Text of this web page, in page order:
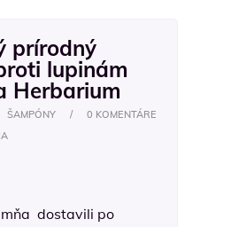
prírodný
lupinám
Herbarium
ŠAMPÓNY /
0 KOMENTÁRE
dostavili po